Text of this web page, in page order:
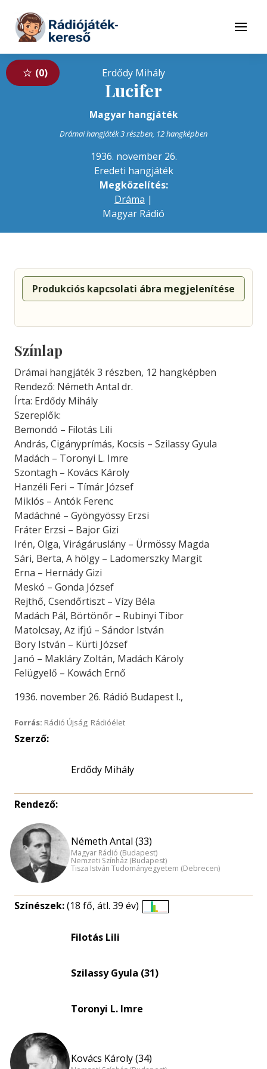
Tovább a tartalomhoz
Menü
0 Erdődy Mihály
Lucifer
Magyar hangjáték
Drámai hangjáték 3 részben, 12 hangképben
1936. november 26.
Eredeti hangjáték
Megközelítés:
Dráma |
Magyar Rádió
Produkciós kapcsolati ábra megjelenítése
Színlap
Drámai hangjáték 3 részben, 12 hangképben
Rendező: Németh Antal dr.
Írta: Erdődy Mihály
Szereplők:
Bemondó – Filotás Lili
András, Cigányprímás, Kocsis – Szilassy Gyula
Madách – Toronyi L. Imre
Szontagh – Kovács Károly
Hanzéli Feri – Tímár József
Miklós – Antók Ferenc
Madáchné – Gyöngyössy Erzsi
Fráter Erzsi – Bajor Gizi
Irén, Olga, Virágáruslány – Ürmössy Magda
Sári, Berta, A hölgy – Ladomerszky Margit
Erna – Hernády Gizi
Meskó – Gonda József
Rejthő, Csendőrtiszt – Vízy Béla
Madách Pál, Börtönőr – Rubinyi Tibor
Matolcsay, Az ifjú – Sándor István
Bory István – Kürti József
Janó – Makláry Zoltán, Madách Károly
Felügyelő – Kowách Ernő
1936. november 26. Rádió Budapest I.,
Forrás: Rádió Újság; Rádióélet
Szerző:
Erdődy Mihály
Rendező:
Németh Antal (33)
Magyar Rádió (Budapest)
Nemzeti Színház (Budapest)
Tisza István Tudományegyetem (Debrecen)
Színészek:(18 fő, átl. 39 év)
Filotás Lili
Szilassy Gyula (31)
Toronyi L. Imre
Kovács Károly (34)